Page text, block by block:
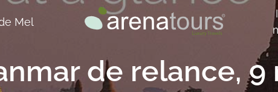
Mel
de relance, 9